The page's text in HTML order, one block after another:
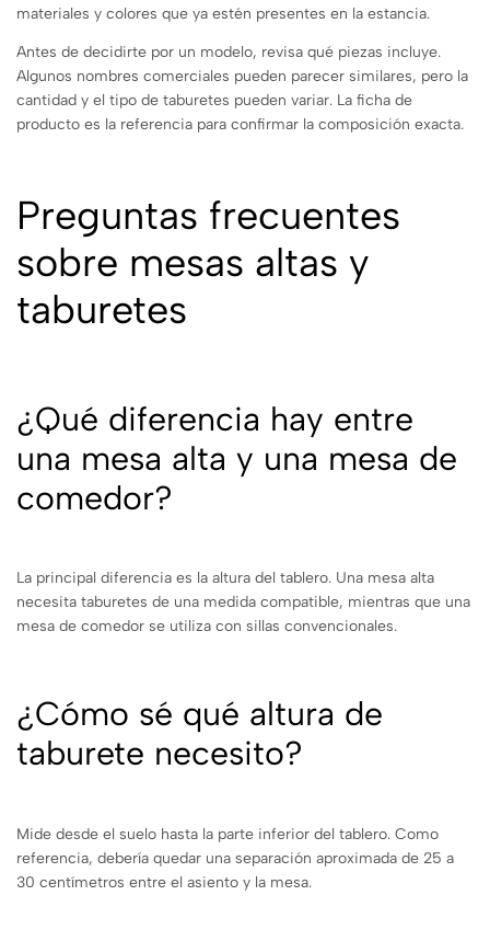
materiales y colores que ya estén presentes en la estancia.
Antes de decidirte por un modelo, revisa qué piezas incluye.
Algunos nombres comerciales pueden parecer similares, pero la
cantidad y el tipo de taburetes pueden variar. La ficha de
producto es la referencia para confirmar la composición exacta.
Preguntas frecuentes
sobre mesas altas y
taburetes
¿Qué diferencia hay entre
una mesa alta y una mesa de
comedor?
La principal diferencia es la altura del tablero. Una mesa alta
necesita taburetes de una medida compatible, mientras que una
mesa de comedor se utiliza con sillas convencionales.
¿Cómo sé qué altura de
taburete necesito?
Mide desde el suelo hasta la parte inferior del tablero. Como
referencia, debería quedar una separación aproximada de 25 a
30 centímetros entre el asiento y la mesa.